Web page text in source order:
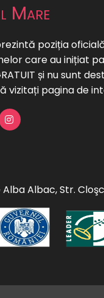
Mare
poziția
care au inițiat
și nu sunt
vizitați pagina de
Albac, Str.